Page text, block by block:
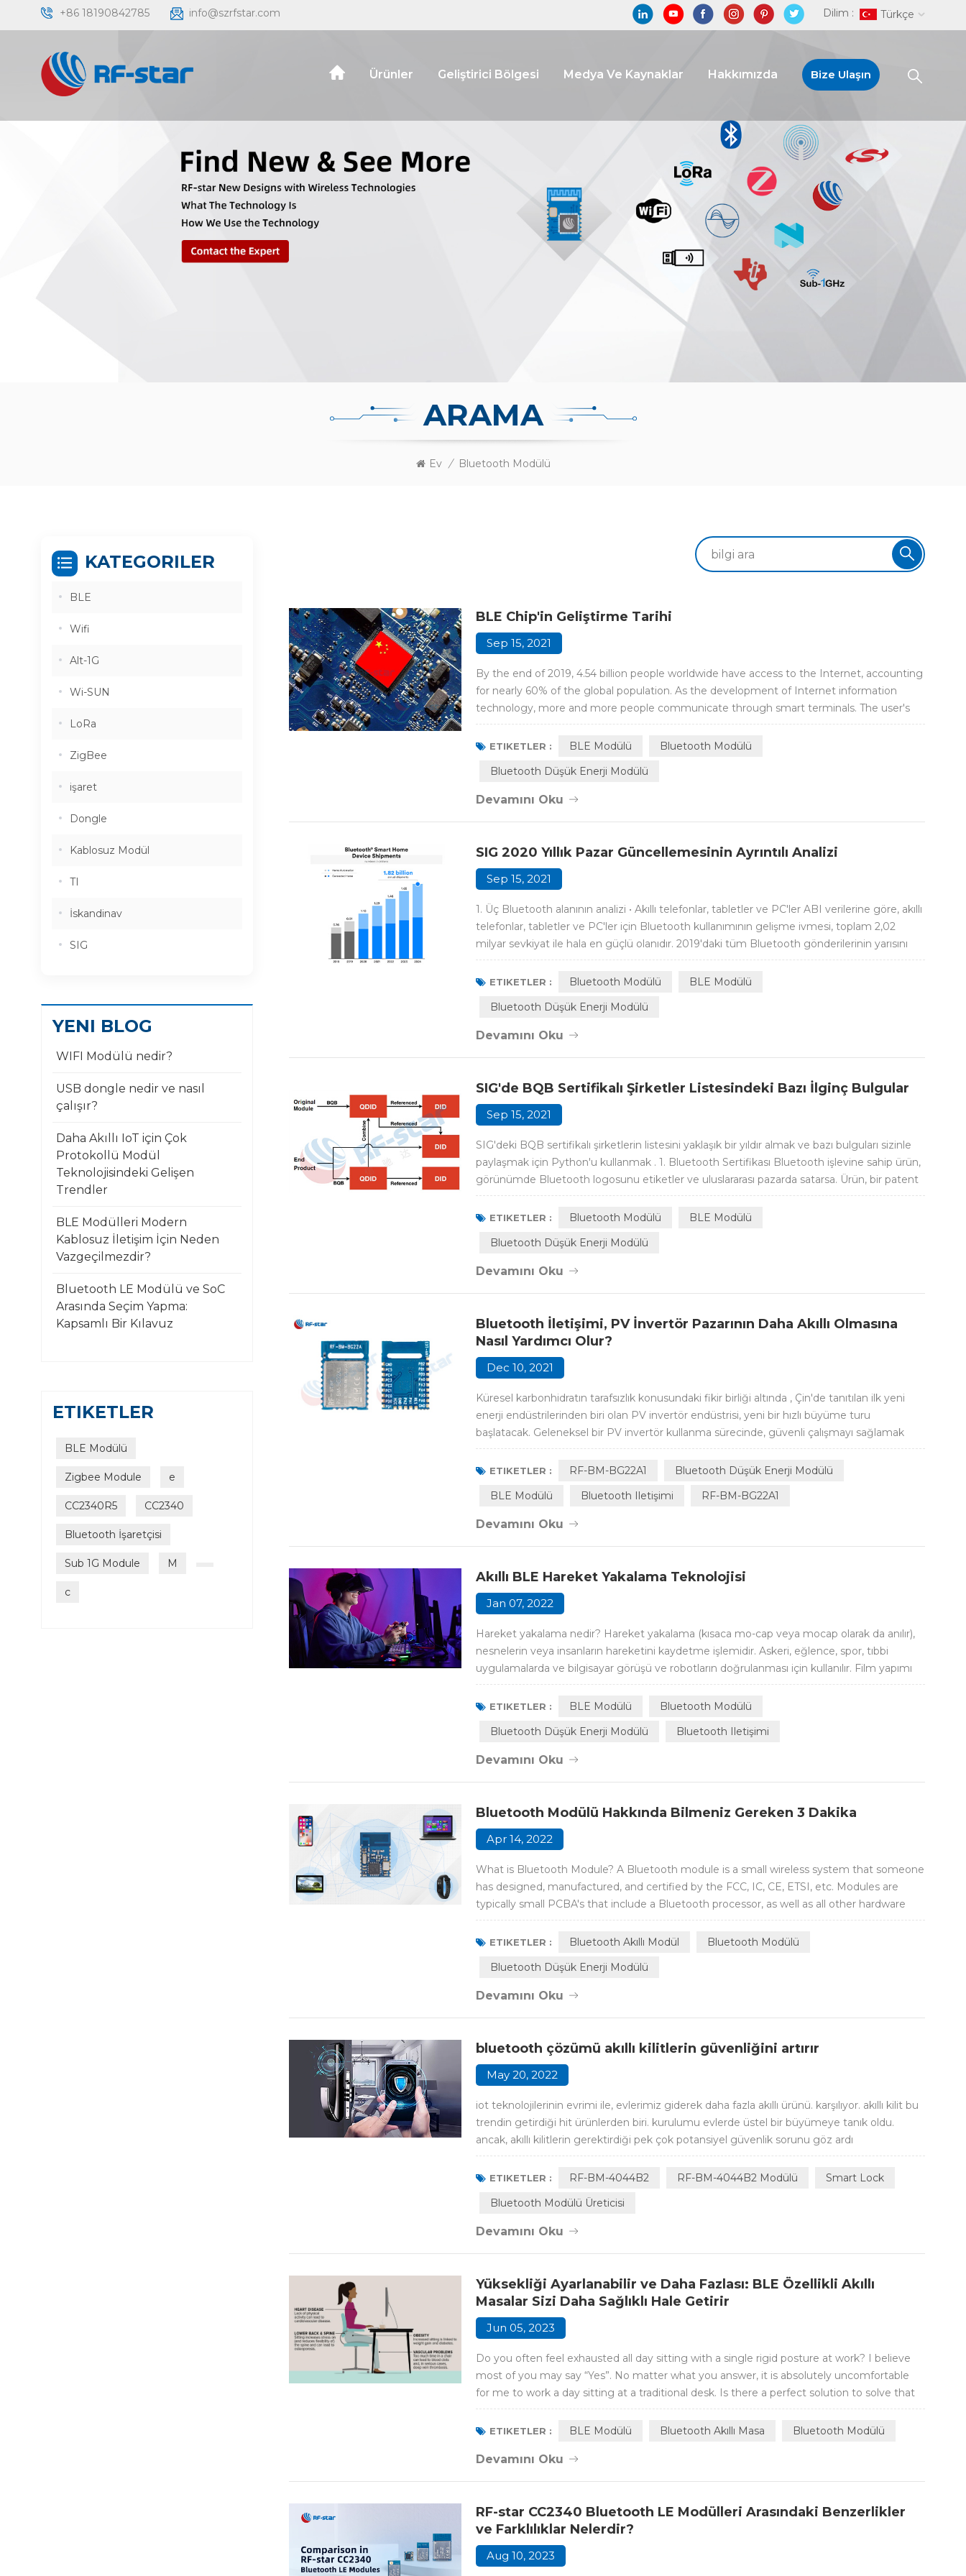
+86 18190842785 info@szrfstar.com Dilim : Türkçe
Ürünler Geliştirici Bölgesi Medya Ve Kaynaklar Hakkımızda Bize Ulaşın
ARAMA
Ev / Bluetooth Modülü
BLE Chip'in Geliştirme Tarihi
Sep 15, 2021
By the end of 2019, 4.54 billion people worldwide have access to the Internet, accounting
for nearly 60% of the global population. As the development of Internet information
technology, more and more people communicate through smart terminals. The user's
requirements for network transmission continue to increase. The content of information
transmission has evolved from the original image and text ...
ETIKETLER : BLE Modülü
Bluetooth Modülü
Bluetooth Düşük Enerji Modülü
Devamını Oku
SIG 2020 Yıllık Pazar Güncellemesinin Ayrıntılı Analizi
Sep 15, 2021
1. Üç Bluetooth alanının analizi • Akıllı telefonlar, tabletler ve PC'ler ABI verilerine göre, akıllı
telefonlar, tabletler ve PC'ler için Bluetooth kullanımının gelişme ivmesi, toplam 2,02
milyar sevkiyat ile hala en güçlü olanıdır. 2019'daki tüm Bluetooth gönderilerinin yarısını
oluşturuyor. Bu tür ürünler çok olgun ve gönderiler gelecekte sabit kalacak. Akıllı
telefonların, tabletlerin ve PC'le...
ETIKETLER : Bluetooth Modülü
BLE Modülü
Bluetooth Düşük Enerji Modülü
Devamını Oku
SIG'de BQB Sertifikalı Şirketler Listesindeki Bazı İlginç Bulgular
Sep 15, 2021
SIG'deki BQB sertifikalı şirketlerin listesini yaklaşık bir yıldır almak ve bazı bulguları sizinle
paylaşmak için Python'u kullanmak . 1. Bluetooth Sertifikası Bluetooth işlevine sahip ürün,
görünümde Bluetooth logosunu etiketler ve uluslararası pazarda satarsa. Ürün, bir patent
ücreti ödemesi gereken BQB sertifikasını almak için SIG tarafından sıkı denetim ve
sertifikalandırmadan geçmelidir. BQB ...
ETIKETLER : Bluetooth Modülü
BLE Modülü
Bluetooth Düşük Enerji Modülü
Devamını Oku
Bluetooth İletişimi, PV İnvertör Pazarının Daha Akıllı Olmasına
Nasıl Yardımcı Olur?
Dec 10, 2021
Küresel karbonhidratın tarafsızlık konusundaki fikir birliği altında , Çin'de tanıtılan ilk yeni
enerji endüstrilerinden biri olan PV invertör endüstrisi, yeni bir hızlı büyüme turu
başlatacak. Geleneksel bir PV invertör kullanma sürecinde, güvenli çalışmayı sağlamak
için, invertörün çalışma parametrelerini ve çalışma durumunu görüntülemek için LCD'yi
kullanmak ve aynı zamanda bazı gerekli işlemle...
ETIKETLER : RF-BM-BG22A1
Bluetooth Düşük Enerji Modülü
BLE Modülü
Bluetooth Iletişimi RF-BM-BG22A1
Devamını Oku
Akıllı BLE Hareket Yakalama Teknolojisi
Jan 07, 2022
Hareket yakalama nedir? Hareket yakalama (kısaca mo-cap veya mocap olarak da anılır),
nesnelerin veya insanların hareketini kaydetme işlemidir. Askeri, eğlence, spor, tıbbi
uygulamalarda ve bilgisayar görüşü ve robotların doğrulanması için kullanılır. Film yapımı
ve video oyunu geliştirmede, oyuncuların hareketlerinin kaydedilmesi ve bu bilgilerin dijital
karakter modellerini 2-D veya 3-D bilgisay...
ETIKETLER : BLE Modülü
Bluetooth Modülü
Bluetooth Düşük Enerji Modülü
Bluetooth Iletişimi
Devamını Oku
Bluetooth Modülü Hakkında Bilmeniz Gereken 3 Dakika
Apr 14, 2022
What is Bluetooth Module? A Bluetooth module is a small wireless system that someone
has designed, manufactured, and certified by the FCC, IC, CE, ETSI, etc. Modules are
typically small PCBA's that include a Bluetooth processor, as well as all other hardware
needed to run the device. Key hardware components for the Bluetooth module includes
(but not limited to): A Bluetooth SoC including the proce...
ETIKETLER : Bluetooth Akıllı Modül
Bluetooth Modülü
Bluetooth Düşük Enerji Modülü
Devamını Oku
bluetooth çözümü akıllı kilitlerin güvenliğini artırır
May 20, 2022
iot teknolojilerinin evrimi ile, evlerimiz giderek daha fazla akıllı ürünü. karşılıyor. akıllı kilit bu
trendin getirdiği hit ürünlerden biri. kurulumu evlerde üstel bir büyümeye tanık oldu.
ancak, akıllı kilitlerin gerektirdiği pek çok potansiyel güvenlik sorunu göz ardı
edilmemelidir. Çin saibao (shandong) laboratuvarı, tarafından 20 Temmuz 2021'de
yayınlanan akıllı kilitlerin kalitesi ve güvenl...
ETIKETLER : RF-BM-4044B2 RF-BM-4044B2 Modülü
Smart Lock
Bluetooth Modülü Üreticisi
Devamını Oku
Yüksekliği Ayarlanabilir ve Daha Fazlası: BLE Özellikli Akıllı
Masalar Sizi Daha Sağlıklı Hale Getirir
Jun 05, 2023
Do you often feel exhausted all day sitting with a single rigid posture at work? I believe
most of you may say “Yes”. No matter what you answer, it is absolutely uncomfortable
for me to work a day sitting at a traditional desk. Is there a perfect solution to solve that
problem? Of course, the article will introduce how a smart height-adjustable desk
embedded BLE technology to make you healthier an...
ETIKETLER : BLE Modülü Bluetooth Akıllı Masa Bluetooth Modülü
Devamını Oku
RF-star CC2340 Bluetooth LE Modülleri Arasındaki Benzerlikler
ve Farklılıklar Nelerdir?
Aug 10, 2023
KATEGORILER
BLE
Wifi
Alt-1G
Wi-SUN
LoRa
ZigBee
işaret
Dongle
Kablosuz Modül
TI
İskandinav
SIG
YENI BLOG
WIFI Modülü nedir?
USB dongle nedir ve nasıl
çalışır?
Daha Akıllı IoT için Çok
Protokollü Modül
Teknolojisindeki Gelişen
Trendler
BLE Modülleri Modern
Kablosuz İletişim İçin Neden
Vazgeçilmezdir?
Bluetooth LE Modülü ve SoC
Arasında Seçim Yapma:
Kapsamlı Bir Kılavuz
ETIKETLER
BLE Modülü
Zigbee Module e
CC2340R5 CC2340
Bluetooth İşaretçisi
Sub 1G Module M
c